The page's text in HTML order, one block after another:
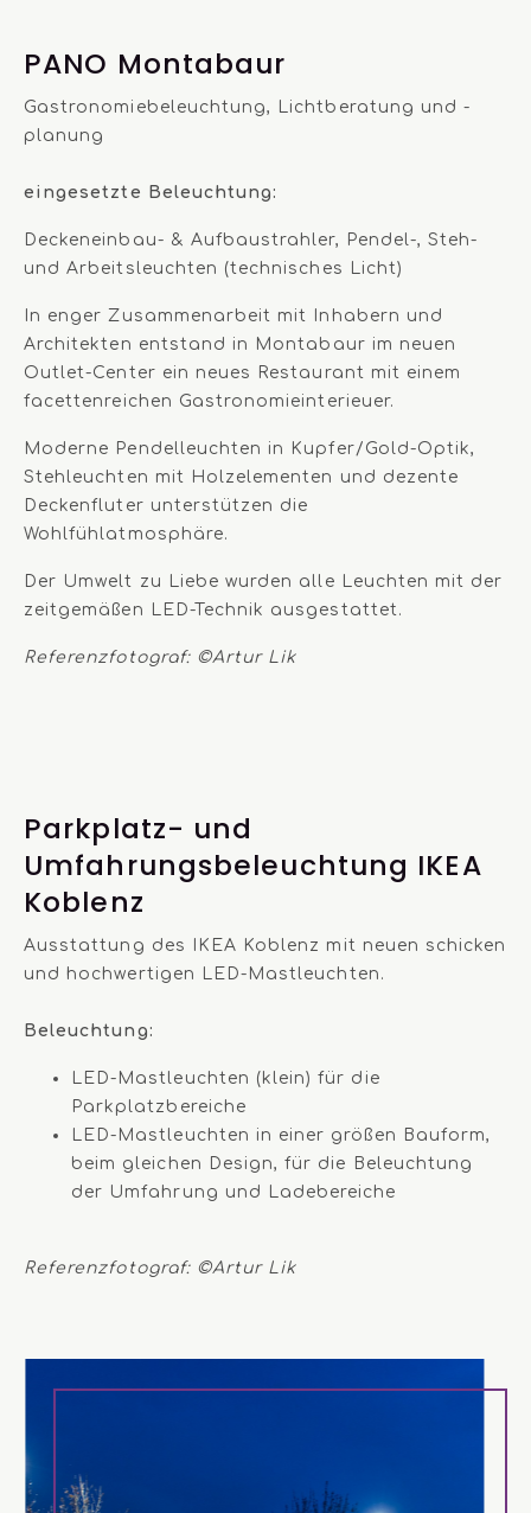
PANO Montabaur
Gastronomiebeleuchtung, Lichtberatung und -
planung
eingesetzte Beleuchtung:
Deckeneinbau- & Aufbaustrahler, Pendel-, Steh-
und Arbeitsleuchten (technisches Licht)
In enger Zusammenarbeit mit Inhabern und
Architekten entstand in Montabaur im neuen
Outlet-Center ein neues Restaurant mit einem
facettenreichen Gastronomieinterieuer.
Moderne Pendelleuchten in Kupfer/Gold-Optik,
Stehleuchten mit Holzelementen und dezente
Deckenfluter unterstützen die
Wohlfühlatmosphäre.
Der Umwelt zu Liebe wurden alle Leuchten mit der
zeitgemäßen LED-Technik ausgestattet.
Referenzfotograf: ©Artur Lik
Parkplatz- und
Umfahrungsbeleuchtung IKEA
Koblenz
Ausstattung des IKEA Koblenz mit neuen schicken
und hochwertigen LED-Mastleuchten.
Beleuchtung:
LED-Mastleuchten (klein) für die
Parkplatzbereiche
LED-Mastleuchten in einer größen Bauform,
beim gleichen Design, für die Beleuchtung
der Umfahrung und Ladebereiche
Referenzfotograf: ©Artur Lik